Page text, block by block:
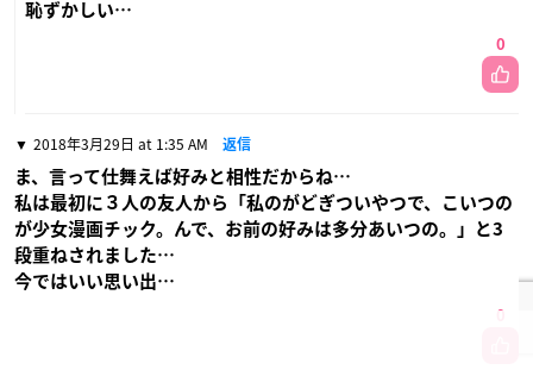
恥ずかしい…
0
2018年3月29日 at 1:35 AM 返信
ま、言って仕舞えば好みと相性だからね…
私は最初に３人の友人から「私のがどぎついやつで、こいつの
が少女漫画チック。んで、お前の好みは多分あいつの。」と3
段重ねされました…
今ではいい思い出…